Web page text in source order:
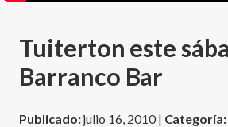
Tuiterton este
Barranco Bar
Publicado:julio 16, 2010 | Categoría: